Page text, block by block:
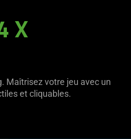
X
Maîtrisez votre jeu avec un
et cliquables.